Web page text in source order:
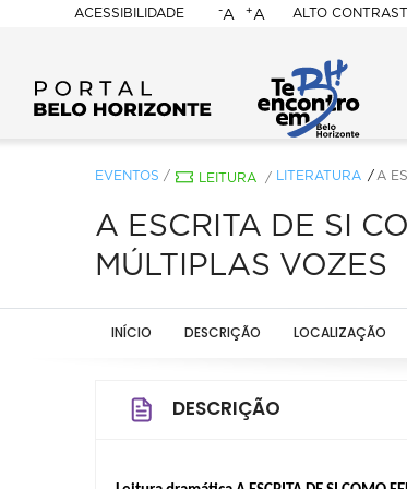
ACESSIBILIDADE
BELO
HORIZONTE
-A +A ALTO
EVENTOS / LEITURA / LITERATURA A
A ESCRITA DE SI
MÚLTIPLAS VOZES
INÍCIO DESCRIÇÃO LOCALIZAÇÃO
DESCRIÇÃO